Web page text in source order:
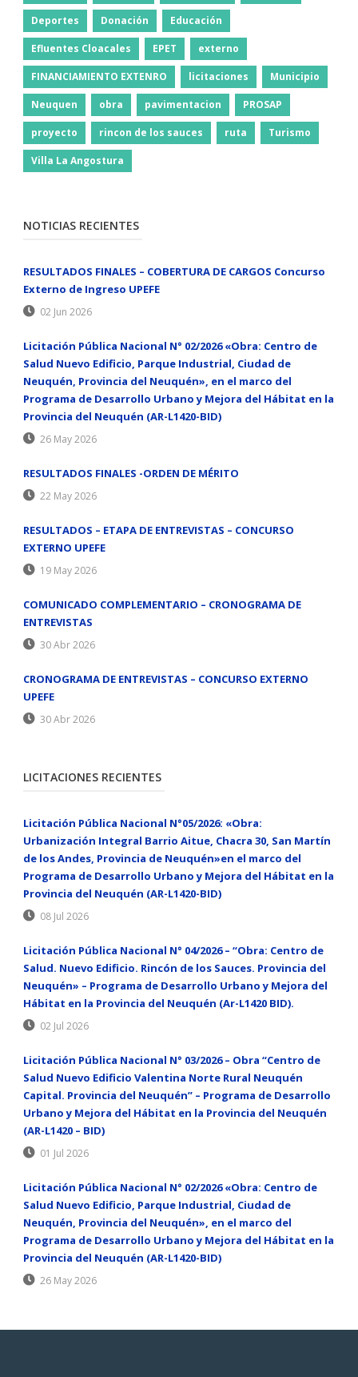
Deportes Donación Educación
Efluentes Cloacales EPET externo
FINANCIAMIENTO EXTENRO licitaciones Municipio
Neuquen obra pavimentacion PROSAP
proyecto rincon de los sauces ruta Turismo
Villa La Angostura
NOTICIAS RECIENTES
RESULTADOS FINALES – COBERTURA DE CARGOS Concurso
Externo de Ingreso UPEFE
02 Jun 2026
Licitación Pública Nacional N° 02/2026 «Obra: Centro de
Salud Nuevo Edificio, Parque Industrial, Ciudad de
Neuquén, Provincia del Neuquén», en el marco del
Programa de Desarrollo Urbano y Mejora del Hábitat en la
Provincia del Neuquén (AR-L1420-BID)
26 May 2026
RESULTADOS FINALES -ORDEN DE MÉRITO
22 May 2026
RESULTADOS – ETAPA DE ENTREVISTAS – CONCURSO
EXTERNO UPEFE
19 May 2026
COMUNICADO COMPLEMENTARIO – CRONOGRAMA DE
ENTREVISTAS
30 Abr 2026
CRONOGRAMA DE ENTREVISTAS – CONCURSO EXTERNO
UPEFE
30 Abr 2026
LICITACIONES RECIENTES
Licitación Pública Nacional N°05/2026: «Obra:
Urbanización Integral Barrio Aitue, Chacra 30, San Martín
de los Andes, Provincia de Neuquén»en el marco del
Programa de Desarrollo Urbano y Mejora del Hábitat en la
Provincia del Neuquén (AR-L1420-BID)
08 Jul 2026
Licitación Pública Nacional N° 04/2026 – “Obra: Centro de
Salud. Nuevo Edificio. Rincón de los Sauces. Provincia del
Neuquén» – Programa de Desarrollo Urbano y Mejora del
Hábitat en la Provincia del Neuquén (Ar-L1420 BID).
02 Jul 2026
Licitación Pública Nacional N° 03/2026 – Obra “Centro de
Salud Nuevo Edificio Valentina Norte Rural Neuquén
Capital. Provincia del Neuquén” – Programa de Desarrollo
Urbano y Mejora del Hábitat en la Provincia del Neuquén
(AR-L1420 – BID)
01 Jul 2026
Licitación Pública Nacional N° 02/2026 «Obra: Centro de
Salud Nuevo Edificio, Parque Industrial, Ciudad de
Neuquén, Provincia del Neuquén», en el marco del
Programa de Desarrollo Urbano y Mejora del Hábitat en la
Provincia del Neuquén (AR-L1420-BID)
26 May 2026